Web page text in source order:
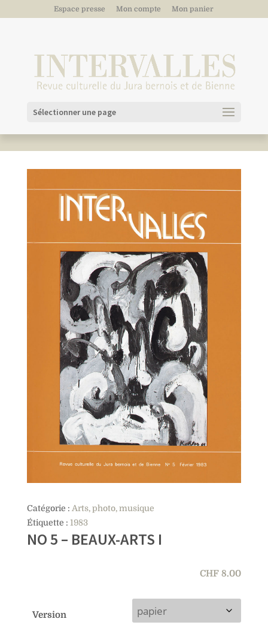
Espace presse Mon compte Mon panier
Sélectionner une page
Catégorie : Arts, photo, musique
Étiquette : 1983
NO 5 – BEAUX-ARTS I
CHF 8.00
Version